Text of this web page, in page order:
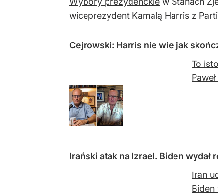
wiceprezydent Kamalą Harris z
Cejrowski: Harris nie wie jak
To
Irański atak na Izrael. Biden wydał
Iran
Biden